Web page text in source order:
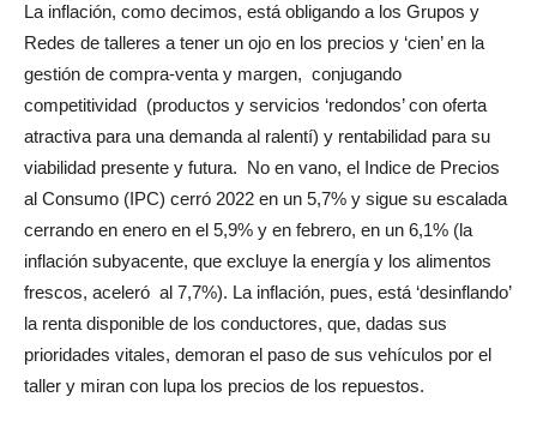
La inflación, como decimos, está obligando a los Grupos y
Redes de talleres a tener un ojo en los precios y ‘cien’ en la
gestión de compra-venta y margen, conjugando
competitividad (productos y servicios ‘redondos’ con oferta
atractiva para una demanda al ralentí) y rentabilidad para su
viabilidad presente y futura. No en vano, el Indice de Precios
al Consumo (IPC) cerró 2022 en un 5,7% y sigue su escalada
cerrando en enero en el 5,9% y en febrero, en un 6,1% (la
inflación subyacente, que excluye la energía y los alimentos
frescos, aceleró al 7,7%). La inflación, pues, está ‘desinflando’
la renta disponible de los conductores, que, dadas sus
prioridades vitales, demoran el paso de sus vehículos por el
taller y miran con lupa los precios de los repuestos.